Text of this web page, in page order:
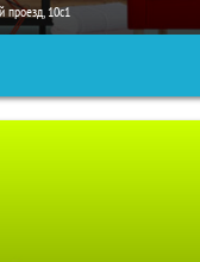
проезд, 10с1